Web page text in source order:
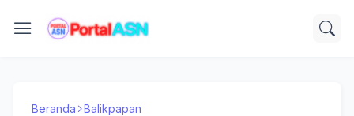
Beranda Balikpapan